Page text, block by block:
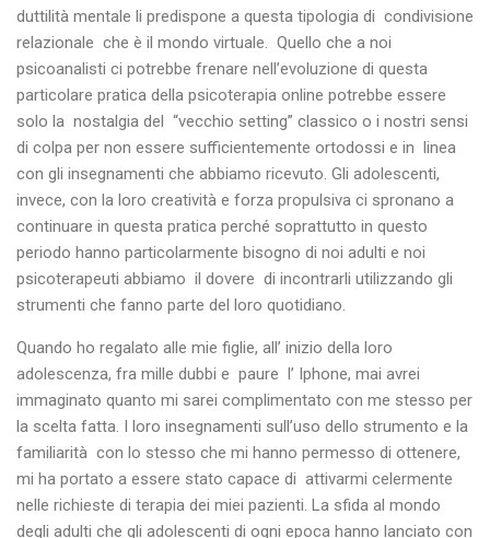
duttilità mentale li predispone a questa tipologia di condivisione
relazionale che è il mondo virtuale. Quello che a noi
psicoanalisti ci potrebbe frenare nell’evoluzione di questa
particolare pratica della psicoterapia online potrebbe essere
solo la nostalgia del “vecchio setting” classico o i nostri sensi
di colpa per non essere sufficientemente ortodossi e in linea
con gli insegnamenti che abbiamo ricevuto. Gli adolescenti,
invece, con la loro creatività e forza propulsiva ci spronano a
continuare in questa pratica perché soprattutto in questo
periodo hanno particolarmente bisogno di noi adulti e noi
psicoterapeuti abbiamo il dovere di incontrarli utilizzando gli
strumenti che fanno parte del loro quotidiano.
Quando ho regalato alle mie figlie, all’ inizio della loro
adolescenza, fra mille dubbi e paure l’ Iphone, mai avrei
immaginato quanto mi sarei complimentato con me stesso per
la scelta fatta. I loro insegnamenti sull’uso dello strumento e la
familiarità con lo stesso che mi hanno permesso di ottenere,
mi ha portato a essere stato capace di attivarmi celermente
nelle richieste di terapia dei miei pazienti. La sfida al mondo
degli adulti che gli adolescenti di ogni epoca hanno lanciato con